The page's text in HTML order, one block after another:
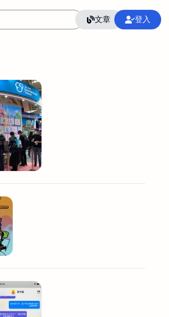
文章 登入
整合行銷公關
GoogleAnalytics
後製修圖
稿 Flutter
插畫
製作 服務項目